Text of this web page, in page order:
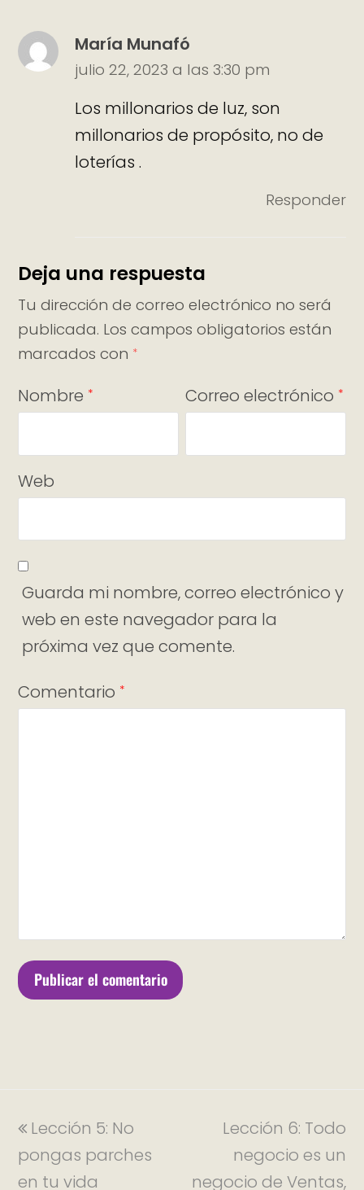
María Munafó
julio 22, 2023 a las 3:30 pm
Los millonarios de luz, son
millonarios de propósito, no de
loterías .
Responder
Deja una respuesta
Tu dirección de correo electrónico no será
publicada. Los campos obligatorios están
marcados con *
Nombre * Correo electrónico *
Web
Guarda mi nombre, correo electrónico y
web en este navegador para la
próxima vez que comente.
Comentario *
Lección 5: No
pongas parches
en tu vida
Lección 6: Todo
negocio es un
negocio de Ventas,